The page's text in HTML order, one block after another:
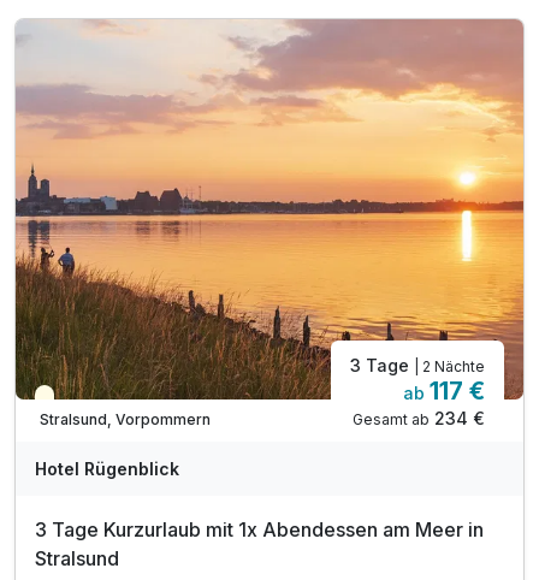
Teilweise ausgelastet
Stralsund, Vorpommern
3 Tage | 2 Nächte
ab 117 €
Gesamt ab 234 €
Hotel Rügenblick
3 Tage Kurzurlaub mit 1x Abendessen am Meer in
Stralsund